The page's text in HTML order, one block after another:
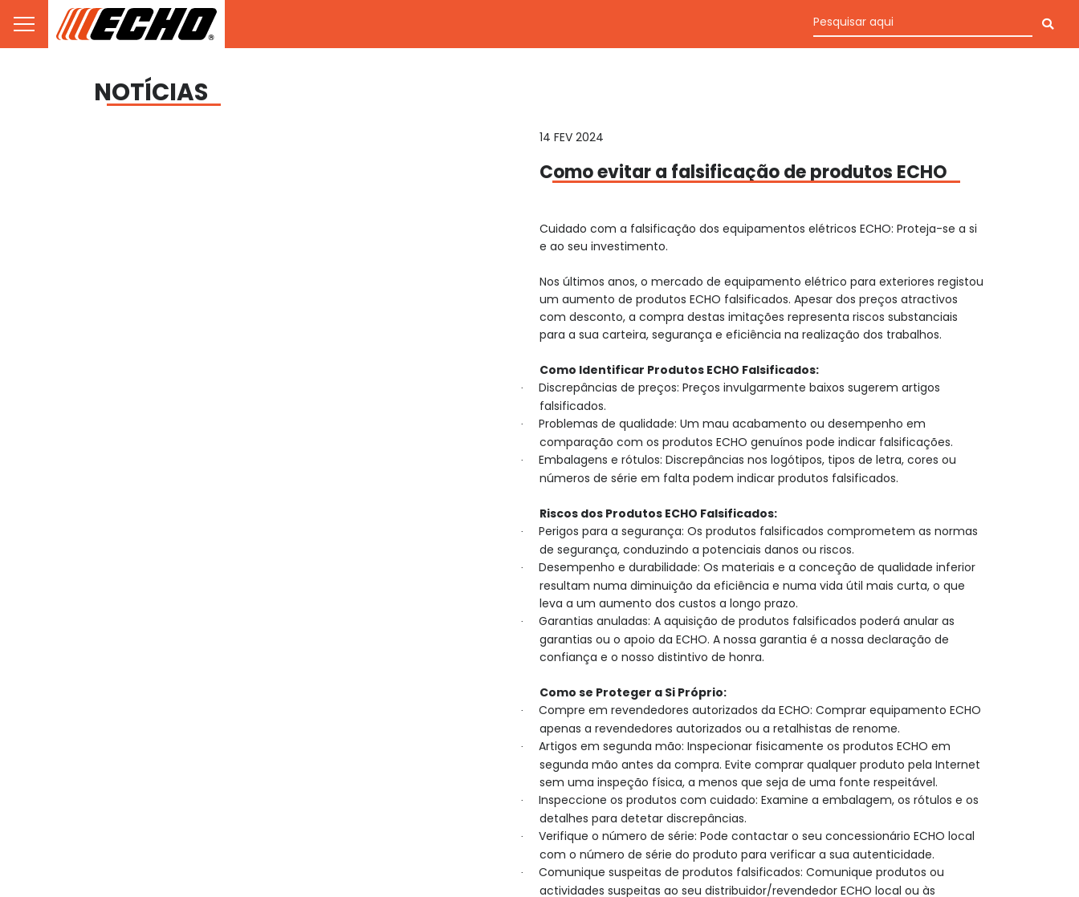
NOTÍCIAS
14 FEV 2024
Como evitar a falsificação de produtos ECHO
Cuidado com a falsificação dos equipamentos elétricos ECHO: Proteja-se a si
e ao seu investimento.
Nos últimos anos, o mercado de equipamento elétrico para exteriores registou
um aumento de produtos ECHO falsificados. Apesar dos preços atractivos
com desconto, a compra destas imitações representa riscos substanciais
para a sua carteira, segurança e eficiência na realização dos trabalhos.
Como Identificar Produtos ECHO Falsificados:
·
Discrepâncias de preços: Preços invulgarmente baixos sugerem artigos
falsificados.
·
Problemas de qualidade: Um mau acabamento ou desempenho em
comparação com os produtos ECHO genuínos pode indicar falsificações.
·
Embalagens e rótulos: Discrepâncias nos logótipos, tipos de letra, cores ou
números de série em falta podem indicar produtos falsificados.
Riscos dos Produtos ECHO Falsificados:
·
Perigos para a segurança: Os produtos falsificados comprometem as normas
de segurança, conduzindo a potenciais danos ou riscos.
·
Desempenho e durabilidade: Os materiais e a conceção de qualidade inferior
resultam numa diminuição da eficiência e numa vida útil mais curta, o que
leva a um aumento dos custos a longo prazo.
·
Garantias anuladas: A aquisição de produtos falsificados poderá anular as
garantias ou o apoio da ECHO. A nossa garantia é a nossa declaração de
confiança e o nosso distintivo de honra.
Como se Proteger a Si Próprio:
·
Compre em revendedores autorizados da ECHO: Comprar equipamento ECHO
apenas a revendedores autorizados ou a retalhistas de renome.
·
Artigos em segunda mão: Inspecionar fisicamente os produtos ECHO em
segunda mão antes da compra. Evite comprar qualquer produto pela Internet
sem uma inspeção física, a menos que seja de uma fonte respeitável.
·
Inspeccione os produtos com cuidado: Examine a embalagem, os rótulos e os
detalhes para detetar discrepâncias.
·
Verifique o número de série: Pode contactar o seu concessionário ECHO local
com o número de série do produto para verificar a sua autenticidade.
·
Comunique suspeitas de produtos falsificados: Comunique produtos ou
actividades suspeitas ao seu distribuidor/revendedor ECHO local ou às